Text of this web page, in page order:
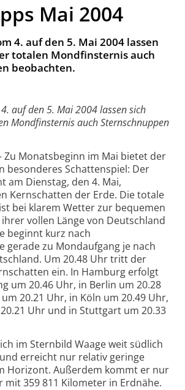
Mai 2004
4. auf den 5. Mai 2004 lassen
totalen Mondfinsternis auch
beobachten.
auf den 5. Mai 2004 lassen sich
Mondfinsternis auch Sternschnuppen
Zu Monatsbeginn im Mai bietet der
besonderes Schattenspiel: Der
am Dienstag, den 4. Mai,
Kernschatten der Erde. Die totale
bei klarem Wetter zur bequemen
vollen Länge von Deutschland
beginnt kurz nach
gerade zu Mondaufgang je nach
Um 20.48 Uhr tritt der
ein. In Hamburg erfolgt
um 20.46 Uhr, in Berlin um 20.28
20.21 Uhr, in Köln um 20.49 Uhr,
Uhr und in Stuttgart um 20.33
im Sternbild Waage weit südlich
erreicht nur relativ geringe
Horizont. Außerdem kommt er nur
mit 359 811 Kilometer in Erdnähe.